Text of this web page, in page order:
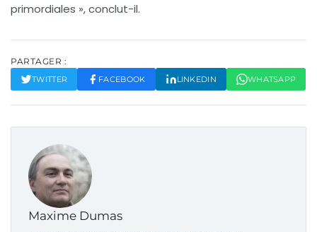
primordiales », conclut-il.
PARTAGER :
TWITTER FACEBOOK LINKEDIN WHATSAPP
Maxime Dumas